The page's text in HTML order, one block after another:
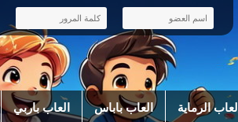
العاب الرماية العاب باباس العاب باربي